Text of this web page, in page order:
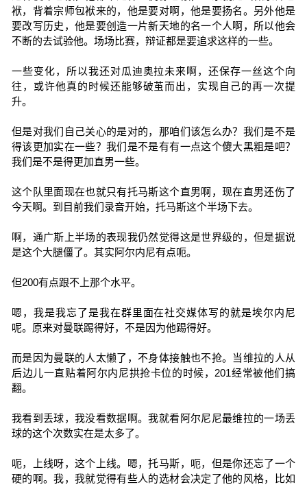
袱，背着宗师包袱来的，他是要对啊，他是要扬名。另外他是
要改写历史，他是要创造一片新天地的名一个人啊，所以他会
不断的去试验他。场场比赛，辩证都是要追求这样的一些。
一些变化，所以我还对瓜迪奥拉未来啊，还保存一丝这个向
往，或许他真的时候还能够破茧而出，实现自己的再一次提
升。
但是对我们自己关心的是对的，那咱们该怎么办？我们是不是
得该更加实在一些？我们是不是有有一点这个傻大黑粗是吧？
我们是不是得更加直男一些。
这个队里面现在也就只有托马斯这个直男啊，现在直男还伤了
今天啊。到目前我们录音开始，托马斯这个半场下去。
啊，通广斯上半场的表现我仍然觉得这是世界级的，但是据说
是这个大腿僵了。其实阿尔内尼有点呃。
但200有点跟不上那个水平。
嗯，我是我忘了是我在群里面在社交媒体写的就是埃尔内尼
呢。原来对曼联踢得好，不是因为他踢得好。
而是因为曼联的人太懒了，不身体接触也不抢。当维拉的人从
后边儿一直贴着阿尔内尼拱抢卡位的时候，201经常被他们搞
翻。
我看到丢球，我没看数据啊。我就看阿尔尼尼最维拉的一场丢
球的这个次数实在是太多了。
呃，上线呀，这个上线。嗯，托马斯，呃，但是你还忘了一个
硬的啊。我，我就觉得有些人的选材会决定了他的风格，比如